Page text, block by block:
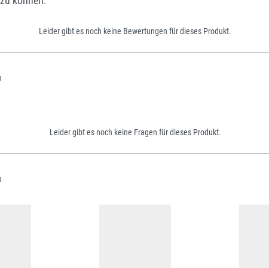
Leider gibt es noch keine Bewertungen für dieses Produkt.
Leider gibt es noch keine Fragen für dieses Produkt.